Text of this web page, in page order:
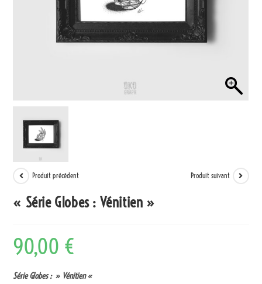
Produit précédent Produit suivant
« Série Globes : Vénitien »
90,00 €
Série Globes : » Vénitien «